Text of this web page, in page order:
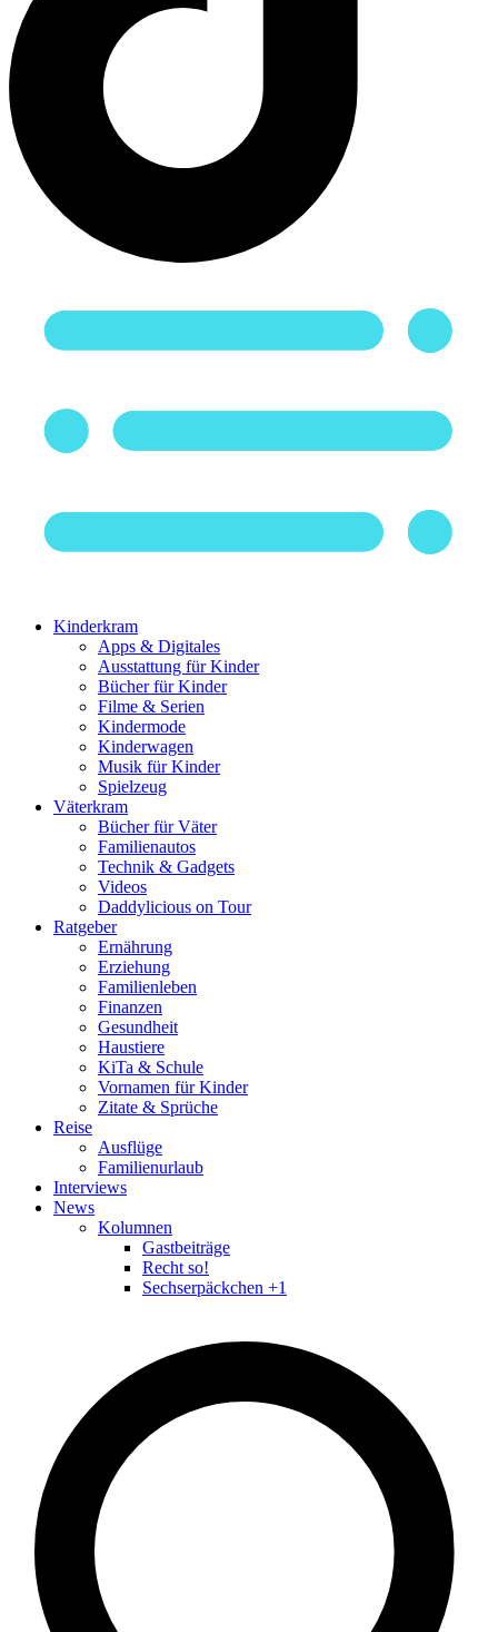
Kinderkram
Apps & Digitales
Ausstattung für Kinder
Bücher für Kinder
Filme & Serien
Kindermode
Kinderwagen
Musik für Kinder
Spielzeug
Väterkram
Bücher für Väter
Familienautos
Technik & Gadgets
Videos
Daddylicious on Tour
Ratgeber
Ernährung
Erziehung
Familienleben
Finanzen
Gesundheit
Haustiere
KiTa & Schule
Vornamen für Kinder
Zitate & Sprüche
Reise
Ausflüge
Familienurlaub
Interviews
News
Kolumnen
Gastbeiträge
Recht so!
Sechserpäckchen +1